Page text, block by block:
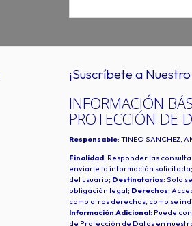
¡Suscríbete a
INFORMACIÓN
PROTECCIÓN DE
Responsable: TINEO SANCHEZ,
Finalidad: Responder las
enviarle la información
del usuario; Destinatarios: Solo
obligación legal; Derechos:
como otros derechos, como se
Información Adicional: Puede
de Protección de Datos en